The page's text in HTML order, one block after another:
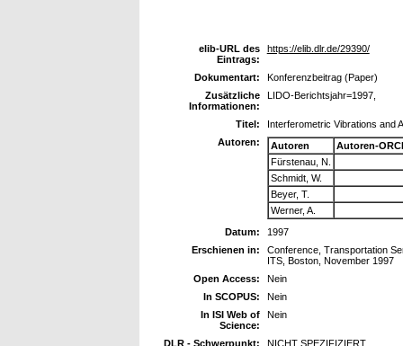
elib-URL des
Eintrags:
https://elib.dlr.de/29390/
Dokumentart:
Konferenzbeitrag (Paper)
Zusätzliche
Informationen:
LIDO-Berichtsjahr=1997,
Titel:
Interferometric Vibrations and
Autoren:
Autoren
Autoren-
Fürstenau, N.
Schmidt, W.
Beyer, T.
Werner, A.
Datum:
1997
Erschienen in:
Conference, Transportation
ITS, Boston, November 1997
Open Access:
Nein
In SCOPUS:
Nein
In ISI Web of
Science:
Nein
DLR - Schwerpunkt:
NICHT SPEZIFIZIERT